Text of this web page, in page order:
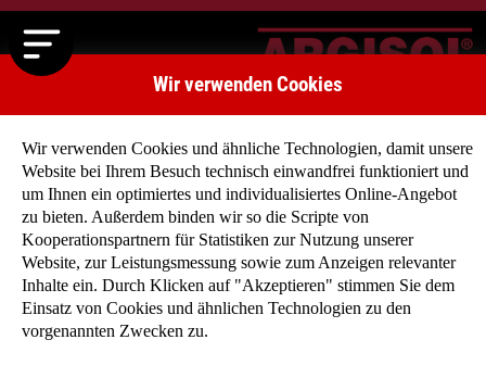
Mediterrane Häuser
Nach Hause kommen und sich fühlen wie im Urlaub?
Wir verwenden Cookies
Wir verwenden Cookies und ähnliche Technologien, damit unsere
Website bei Ihrem Besuch technisch einwandfrei funktioniert und
um Ihnen ein optimiertes und individualisiertes Online-Angebot
zu bieten. Außerdem binden wir so die Scripte von
Kooperationspartnern für Statistiken zur Nutzung unserer
Website, zur Leistungsmessung sowie zum Anzeigen relevanter
Inhalte ein. Durch Klicken auf "Akzeptieren" stimmen Sie dem
Einsatz von Cookies und ähnlichen Technologien zu den
vorgenannten Zwecken zu.